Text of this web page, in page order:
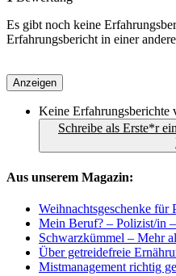
Es gibt noch keine
Erfahrungsbericht in einer
Anzeigen
Keine Erfahrungsberichte
Schreibe als Erste*r
Aus unserem Magazin:
Weihnachtsgeschenke für
Mein Beruf? – Polizist/in
Schwarzkümmel – Mehr
Über getreidefreie
Mistmanagement richtig